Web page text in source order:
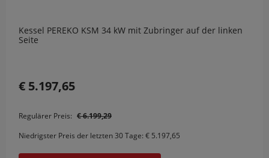
Kessel PEREKO KSM 34 kW mit Zubringer auf der linken
Seite
€ 5.197,65
Regulärer Preis: € 6.199,29
Niedrigster Preis der letzten 30 Tage: € 5.197,65